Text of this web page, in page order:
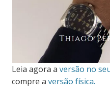
Leia agora a versão no
compre a versão física.